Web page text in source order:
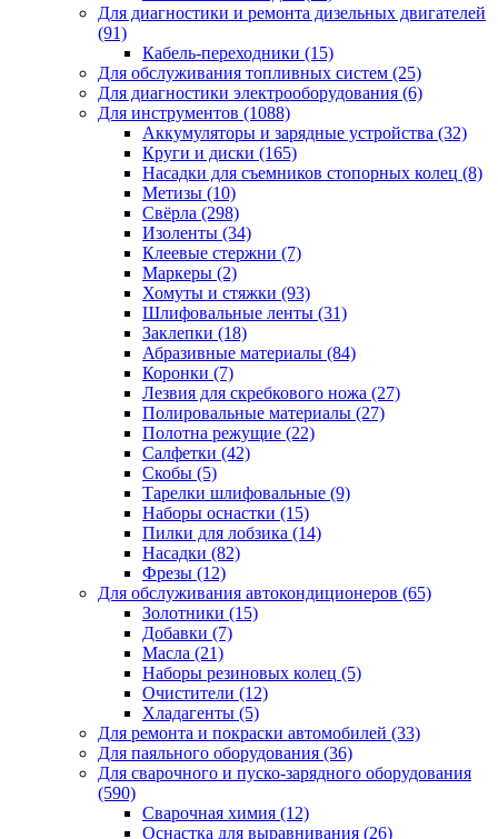
Для диагностики и ремонта дизельных двигателей
(91)
Кабель-переходники (15)
Для обслуживания топливных систем (25)
Для диагностики электрооборудования (6)
Для инструментов (1088)
Аккумуляторы и зарядные устройства (32)
Круги и диски (165)
Насадки для съемников стопорных колец (8)
Метизы (10)
Свёрла (298)
Изоленты (34)
Клеевые стержни (7)
Маркеры (2)
Хомуты и стяжки (93)
Шлифовальные ленты (31)
Заклепки (18)
Абразивные материалы (84)
Коронки (7)
Лезвия для скребкового ножа (27)
Полировальные материалы (27)
Полотна режущие (22)
Салфетки (42)
Скобы (5)
Тарелки шлифовальные (9)
Наборы оснастки (15)
Пилки для лобзика (14)
Насадки (82)
Фрезы (12)
Для обслуживания автокондиционеров (65)
Золотники (15)
Добавки (7)
Масла (21)
Наборы резиновых колец (5)
Очистители (12)
Хладагенты (5)
Для ремонта и покраски автомобилей (33)
Для паяльного оборудования (36)
Для сварочного и пуско-зарядного оборудования
(590)
Сварочная химия (12)
Оснастка для выравнивания (26)